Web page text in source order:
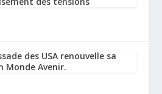
des USA renouvelle sa
Monde Avenir.